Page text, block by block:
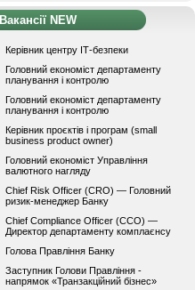
Вакансії NEW
Керівник центру ІТ-безпеки
Головний економіст департаменту
планування і контролю
Головний економіст департаменту
планування і контролю
Керівник проєктів і програм (small
business product owner)
Головний економіст Управління
валютного нагляду
Chief Risk Officer (CRO) — Головний
ризик-менеджер Банку
Chief Compliance Officer (CCO) —
Директор департаменту комплаєнсу
Голова Правління Банку
Заступник Голови Правління -
напрямок «Транзакційний бізнес»